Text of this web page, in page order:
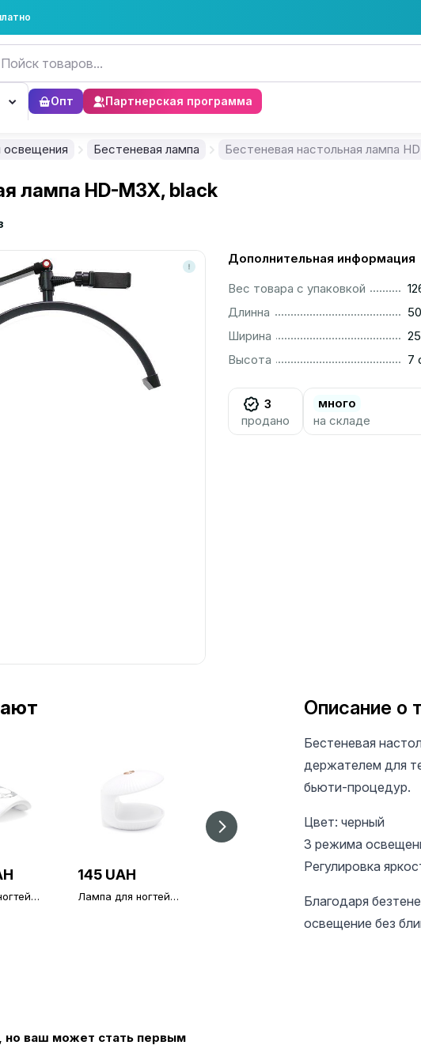
Опт Партнерская программа
Бестеневая лампа Бестеневая настольная лампа
лампа HD-M3X, black
Дополнительная информация
Вес товара с упаковкой
Длинна
Ширина
Высота
7
3
продано
много
на складе
145 UAH
Лампа для ногтей
Щетка для пыли на
170 UAH
Двойные
формы
форма
Описание о
Бестеневая
держателем для
бьюти-процедур.
Цвет: черный
3 режима
Регулировка
Благодаря
освещение без
но ваш может стать первым